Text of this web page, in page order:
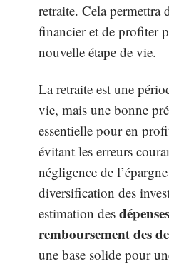
retraite. Cela permettra
financier et de profiter
nouvelle étape de vie.
La retraite est une
vie, mais une bonne
essentielle pour en
évitant les erreurs
négligence de
diversification des
estimation des
remboursement des
une base solide pour